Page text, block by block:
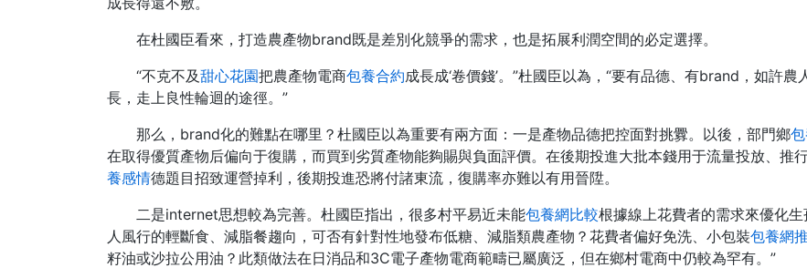
在杜國臣看來，打造農產物brand既是差別化競爭的需求，也是拓展利潤空間的必定選擇。
“不克不及甜心花園把農產物電商包養合約成長成‘卷價錢’。”杜國臣以為，“要有品德、有brand，如許農
長，走上良性輪迴的途徑。”
那么，brand化的難點在哪里？杜國臣以為重要有兩方面：一是產物品德把控面對挑釁。以後，部門鄉
在取得優質產物后偏向于復購，而買到劣質產物能夠賜與負面評價。在後期投進大批本錢用于流量投放、推
養感情德題目招致運營掉利，後期投進恐將付諸東流，復購率亦難以有用晉陞。
二是internet思想較為完善。杜國臣指出，很多村平易近未能包養網比較根據線上花費者的需求來優化
人風行的輕斷食、減脂餐趨向，可否有針對性地發布低糖、減脂類農產物？花費者偏好免洗、小包裝包養網
籽油或沙拉公用油？此類做法在日消品和3C電子產物電商範疇已屬廣泛，但在鄉村電商中仍較為罕有。”